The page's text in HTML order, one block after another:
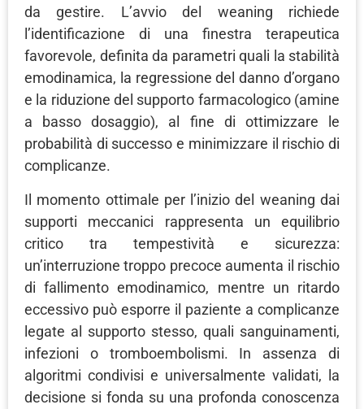
da gestire. L’avvio del weaning richiede
l’identificazione di una finestra terapeutica
favorevole, definita da parametri quali la stabilità
emodinamica, la regressione del danno d’organo
e la riduzione del supporto farmacologico (amine
a basso dosaggio), al fine di ottimizzare le
probabilità di successo e minimizzare il rischio di
complicanze.
Il momento ottimale per l’inizio del weaning dai
supporti meccanici rappresenta un equilibrio
critico tra tempestività e sicurezza:
un’interruzione troppo precoce aumenta il rischio
di fallimento emodinamico, mentre un ritardo
eccessivo può esporre il paziente a complicanze
legate al supporto stesso, quali sanguinamenti,
infezioni o tromboembolismi. In assenza di
algoritmi condivisi e universalmente validati, la
decisione si fonda su una profonda conoscenza